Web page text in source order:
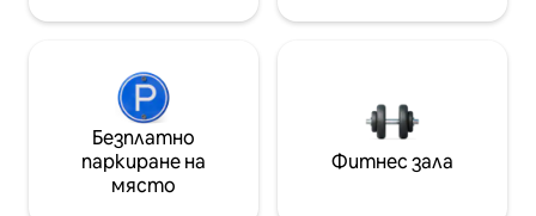
Безплатно
паркиране на
място
Фитнес зала